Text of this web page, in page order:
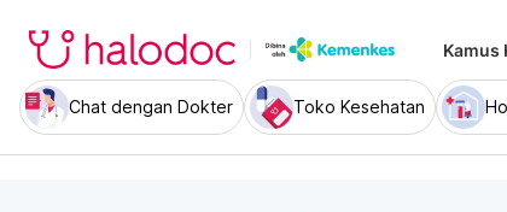
Kamus
Chat dengan Dokter Toko Kesehatan